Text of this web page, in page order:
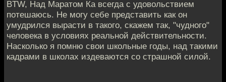
BTW, Над Маратом Ка всегда с удовольствием
потешаюсь. Не могу себе представить как он
умудрился вырасти в такого, скажем так, "чудного"
человека в условиях реальной действительности.
Насколько я помню свои школьные годы, над такими
кадрами в школах издеваются со страшной силой.